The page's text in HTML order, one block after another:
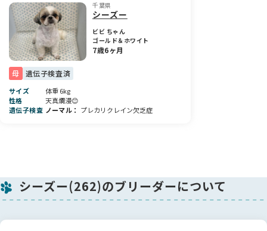
🐶 すてきなご両親から生まれました
● ママ犬（ゴールド＆ホワイト）
良血統、遺伝子検査クリア（プレカリクレイン欠乏症）。
とっても性格の良い子で、見学に来たご家族から「この子を連
れて帰りたい」と言われるほど愛嬌たっぷりなママです。
その穏やかな性格を受け継ぎ、子犬たちも人懐っこくのびのび
と育っています。
※見学時に会っていただけます。
● パパ犬（ゴールド＆ホワイト・他犬舎様所属）
小さめサイズをご希望の方はご注意ください。
🔍 見学について
千葉県
シーズー
ビビ ちゃん
ゴールド＆ホワイト
7歳6ヶ月
母 遺伝子検査済
サイズ
体重 6kg
性格
天真爛漫😊
遺伝子検査 ノーマル プレカリクレイン欠乏症
シーズー(262)のブリーダーについて